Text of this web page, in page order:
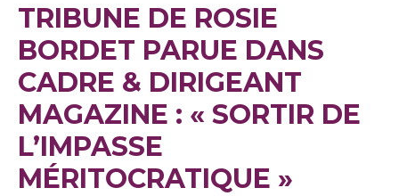
TRIBUNE DE ROSIE
BORDET PARUE DANS
CADRE & DIRIGEANT
MAGAZINE : « SORTIR DE
L’IMPASSE
MÉRITOCRATIQUE »